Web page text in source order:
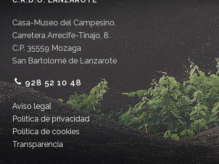
Casa-Museo del Campesino.
Carretera Arrecife-Tinajo, 8.
C.P. 35559 Mozaga
San Bartolomé de Lanzarote
928 52 10 48
Aviso legal
Política de privacidad
Política de cookies
Transparencia